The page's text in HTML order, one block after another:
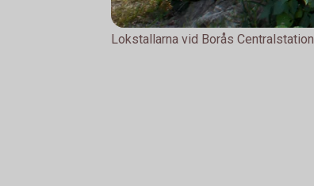
Lokstallarna vid Borås Centralstation